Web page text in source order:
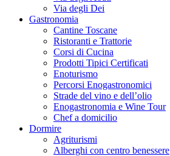
Via degli Dei
Gastronomia
Cantine Toscane
Ristoranti e Trattorie
Corsi di Cucina
Prodotti Tipici Certificati
Enoturismo
Percorsi Enogastronomici
Strade del vino e dell’olio
Enogastronomia e Wine Tour
Chef a domicilio
Dormire
Agriturismi
Alberghi con centro benessere